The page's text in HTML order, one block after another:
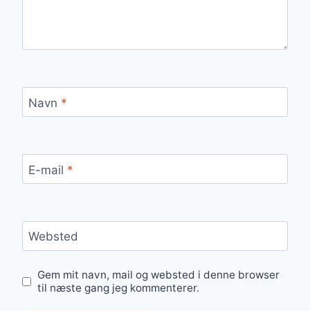
Navn *
E-mail *
Websted
Gem mit navn, mail og websted i denne browser
til næste gang jeg kommenterer.